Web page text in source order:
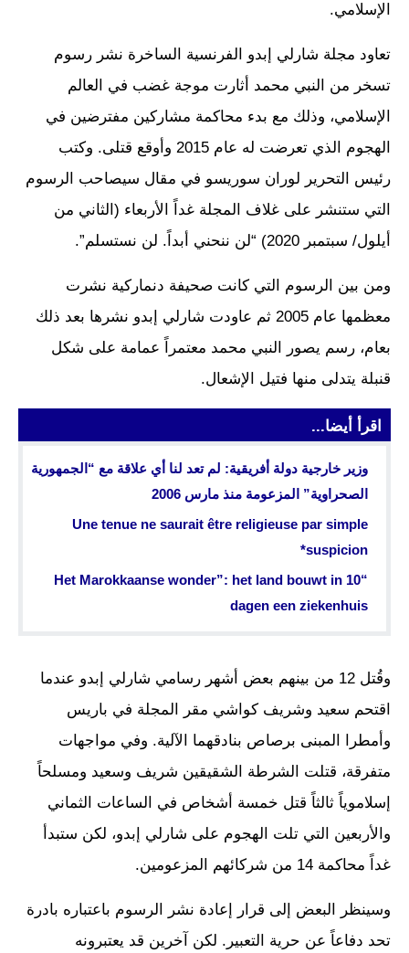
الإسلامي.
تعاود مجلة شارلي إبدو الفرنسية الساخرة نشر رسوم
تسخر من النبي محمد أثارت موجة غضب في العالم
الإسلامي، وذلك مع بدء محاكمة مشاركين مفترضين في
الهجوم الذي تعرضت له عام 2015 وأوقع قتلى. وكتب
رئيس التحرير لوران سوريسو في مقال سيصاحب الرسوم
التي ستنشر على غلاف المجلة غداً الأربعاء (الثاني من
أيلول/ سبتمبر 2020) “لن ننحني أبداً. لن نستسلم”.
ومن بين الرسوم التي كانت صحيفة دنماركية نشرت
معظمها عام 2005 ثم عاودت شارلي إبدو نشرها بعد ذلك
بعام، رسم يصور النبي محمد معتمراً عمامة على شكل
قنبلة يتدلى منها فتيل الإشعال.
اقرأ أيضا...
وزير خارجية دولة أفريقية: لم تعد لنا أي علاقة مع “الجمهورية
الصحراوية” المزعومة منذ مارس 2006
Une tenue ne saurait être religieuse par simple
suspicion*
“Het Marokkaanse wonder”: het land bouwt in 10
dagen een ziekenhuis
وقُتل 12 من بينهم بعض أشهر رسامي شارلي إبدو عندما
اقتحم سعيد وشريف كواشي مقر المجلة في باريس
وأمطرا المبنى برصاص بنادقهما الآلية. وفي مواجهات
متفرقة، قتلت الشرطة الشقيقين شريف وسعيد ومسلحاً
إسلاموياً ثالثاً قتل خمسة أشخاص في الساعات الثماني
والأربعين التي تلت الهجوم على شارلي إبدو، لكن ستبدأ
غداً محاكمة 14 من شركائهم المزعومين.
وسينظر البعض إلى قرار إعادة نشر الرسوم باعتباره بادرة
تحد دفاعاً عن حرية التعبير. لكن آخرين قد يعتبرونه